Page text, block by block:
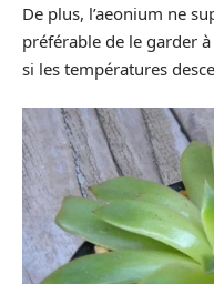
De plus, l’aeonium ne
préférable de le garder
si les températures